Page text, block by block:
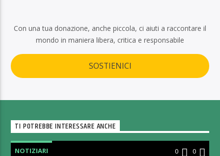
Con una tua donazione, anche piccola, ci aiuti a raccontare il
mondo in maniera libera, critica e responsabile
SOSTIENICI
TI POTREBBE INTERESSARE ANCHE
NOTIZIARI 0 0